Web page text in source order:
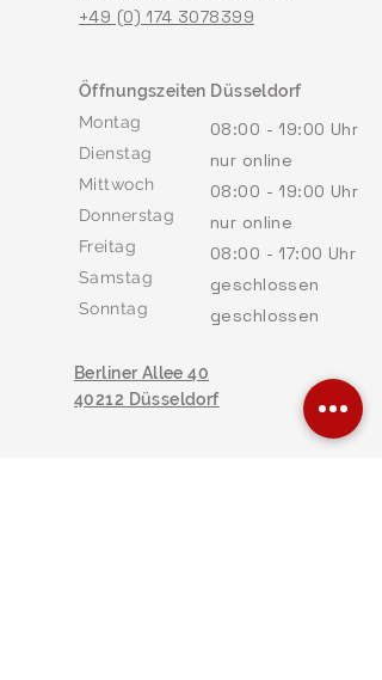
+49 (0) 174 3078399
Öffnungszeiten Düsseldorf
Montag
Dienstag
Mittwoch
Donnerstag
Freitag
Samstag
Sonntag
08:00 - 19:00 Uhr
nur online
08:00 - 19:00 Uhr
nur online
08:00 - 17:00 Uhr
geschlossen
geschlossen
Berliner Allee 40
40212 Düsseldorf